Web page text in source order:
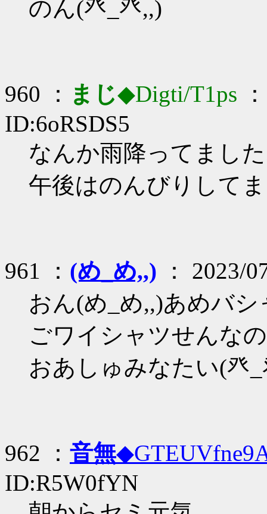
のん(癶_癶,,)
960 ： まじ◆Digti/T1ps
ID:6oRSDS5
なんか雨降ってまし
午後はのんびりして
961 ： (め_め,,) ： 2023/
おん(め_め,,)あめバ
ごワイシャツせんな
おあしゅみなたい(癶
962 ： 音無
ID:R5W0fYN